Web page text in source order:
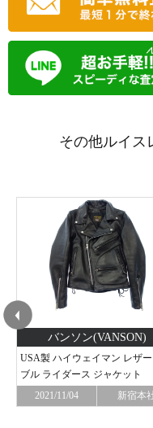
その他ルイス
バンソン(VANSON)
USA製 ハイウェイマン レザ
ブル ライダース ジャケット
2021/11/04
新宿本